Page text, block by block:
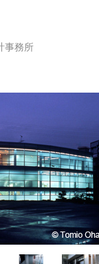
事務所